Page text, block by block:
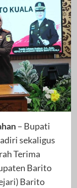
– Bupati
sekaligus
Terima
Barito
Barito